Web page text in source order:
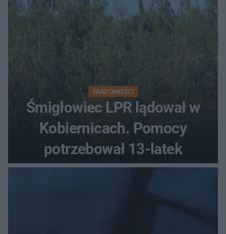
WIADOMOŚCI
Śmigłowiec LPR lądował w
Kobiernicach. Pomocy
potrzebował 13-latek